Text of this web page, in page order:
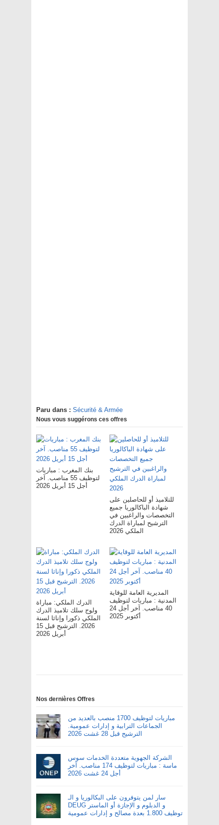
Paru dans : Sécurité & Armée
Nous vous suggérons ces offres
بنك المغرب : مباريات
لتوظيف 55 مناصب. آخر
أجل 15 أبريل 2026
للتلاميذ أو للحاصلين على
شهادة الباكالوريا جميع
التخصصات والراغبين في
الترشيح لمباراة الدرك
الملكي 2026
الدرك الملكي: مباراة
ولوج سلك تلاميذ الدرك
الملكي ذكورا وإناثا لسنة
2026. الترشيح قبل 15
أبريل 2026
المديرية العامة للوقاية
المدنية : مباريات لتوظيف
40 مناصب. آخر أجل 24
أكتوبر 2025
Nos dernières Offres
مباريات لتوظيف 1700 منصب بالعديد من
الجماعات الترابية و إدارات عمومية.
الترشيح قبل 28 غشت 2026
الشركة الجهوية متعددة الخدمات سوس
ماسة : مباريات لتوظيف 174 مناصب. آخر
أجل 24 غشت 2026
سار لمن يتوفرون على البكالوريا و الـ
DEUG و الدبلوم و الإجازة أو الماستر
توظيف 1.800 بعدة مصالح و إدارات عمومية